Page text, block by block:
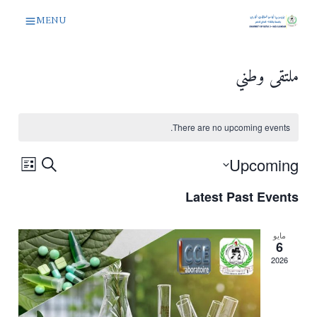
MENU
ملتقى وطني
There are no upcoming events.
Events
and
Views
Search
List Upcoming
date.
Latest Past Events
مايو
6
2026